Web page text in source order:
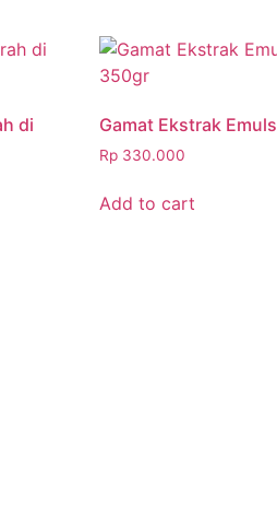
di
Gamat Ekstrak
Rp 330.000
Add to cart